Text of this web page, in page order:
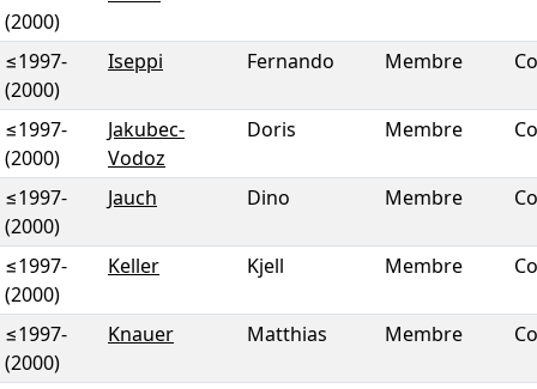
(2000)
≤1997-
(2000)
Iseppi Fernando Membre
≤1997-
(2000)
Jakubec-
Vodoz
Doris Membre
≤1997-
(2000)
Jauch Dino Membre
≤1997-
(2000)
Keller Kjell Membre
≤1997-
(2000)
Knauer Matthias Membre